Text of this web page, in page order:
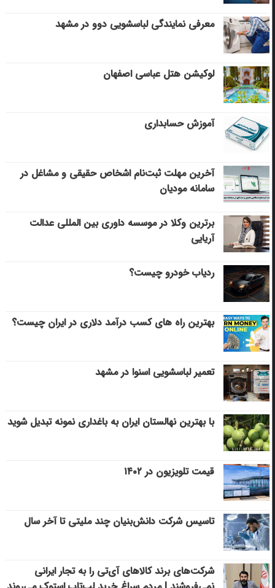
معرفی نمایندگی لباسشویی دوو در مشهد
لوکیشن هتل عباسی اصفهان
آموزش حسابداری
آخرین مهلت ثبت‌نام اشخاص حقیقی و مشاغل در
سامانه مودیان
برترین وکلا در موسسه داوری بین المللی عدالت
آریایی
ردیاب خودرو چیست؟
بهترین راه های کسب درآمد دلاری در ایران چیست؟
تعمیر لباسشویی اسنوا در مشهد
با بهترین نهالستان ایران به باغداری نمونه تبدیل شوید
قیمت تلویزیون در ۱۴۰۲
تاسیس شرکت دانش‌بنیان چند ملیتی تا آخر سال
شرکت‌های برند کالاهای آی‌تی را به تجار ایرانی